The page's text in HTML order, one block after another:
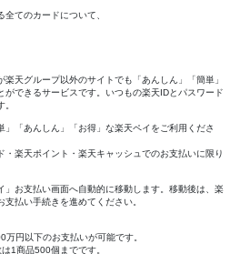
全てのカードについて、
天グループ以外のサイトでも「あんしん」「簡単」
ができるサービスです。いつもの楽天IDとパスワード
「あんしん」「お得」な楽天ペイをご利用くださ
楽天ポイント・楽天キャッシュでのお支払いに限り
」お支払い画面へ自動的に移動します。移動後は、楽
払い手続きを進めてください。
円以下のお支払いが可能です。
1商品500個までです。